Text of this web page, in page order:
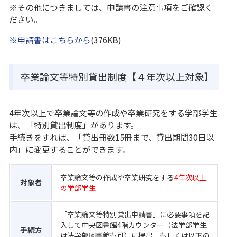
※その他につきましては、申請書の注意事項をご確認く
ださい。
※申請書はこちらから(376KB)
卒業論文等特別貸出制度【４年次以上対象】
4年次以上で卒業論文等の作成や卒業研究をする学部学生
は、「特別貸出制度」があります。
手続きをすれば、「貸出冊数15冊まで、貸出期間30日以
内」に変更することができます。
対象者 卒業論文等の作成や卒業研究をする4年次以上
の学部学生
手続方
「卒業論文等特別貸出申請書」に必要事項を記
入して中央図書館4階カウンター（法学部学生